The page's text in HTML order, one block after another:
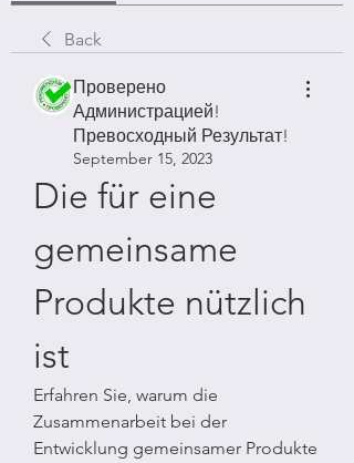
Back
Проверено
Администрацией!
Превосходный Результат!
September 15, 2023
Die für eine
gemeinsame
Produkte nützlich
ist
Erfahren Sie, warum die
Zusammenarbeit bei der
Entwicklung gemeinsamer Produkte